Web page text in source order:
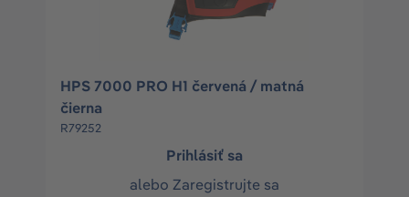
HPS 7000 PRO H1 červená / matná
čierna
R79252
Prihlásiť sa
alebo Zaregistrujte sa